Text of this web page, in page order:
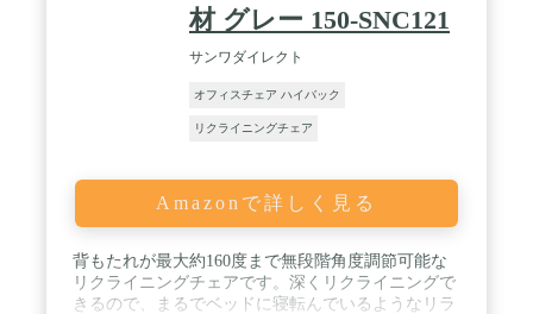
材 グレー 150-SNC121
サンワダイレクト
オフィスチェア ハイバック
リクライニングチェア
Amazonで詳しく見る
背もたれが最大約160度まで無段階角度調節可能な
リクライニングチェアです。深くリクライニングで
きるので、まるでベッドに寝転んでいるようなリラ